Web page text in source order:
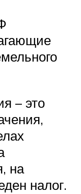
– это
на
налог.